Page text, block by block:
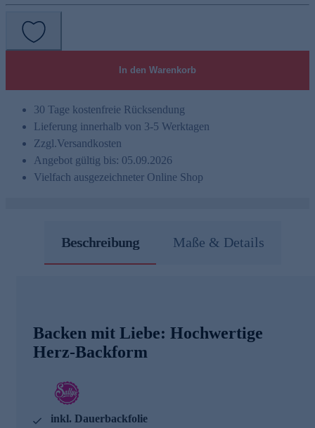
In den Warenkorb
30 Tage kostenfreie Rücksendung
Lieferung innerhalb von 3-5 Werktagen
Zzgl.Versandkosten
Angebot gültig bis: 05.09.2026
Vielfach ausgezeichneter Online Shop
Beschreibung Maße & Details
Backen mit Liebe: Hochwertige
Herz-Backform
inkl. Dauerbackfolie